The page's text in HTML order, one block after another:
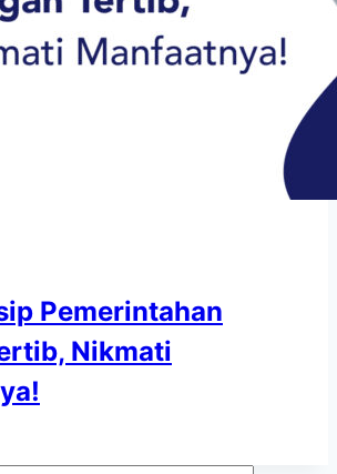
Pemerintahan
Nikmati